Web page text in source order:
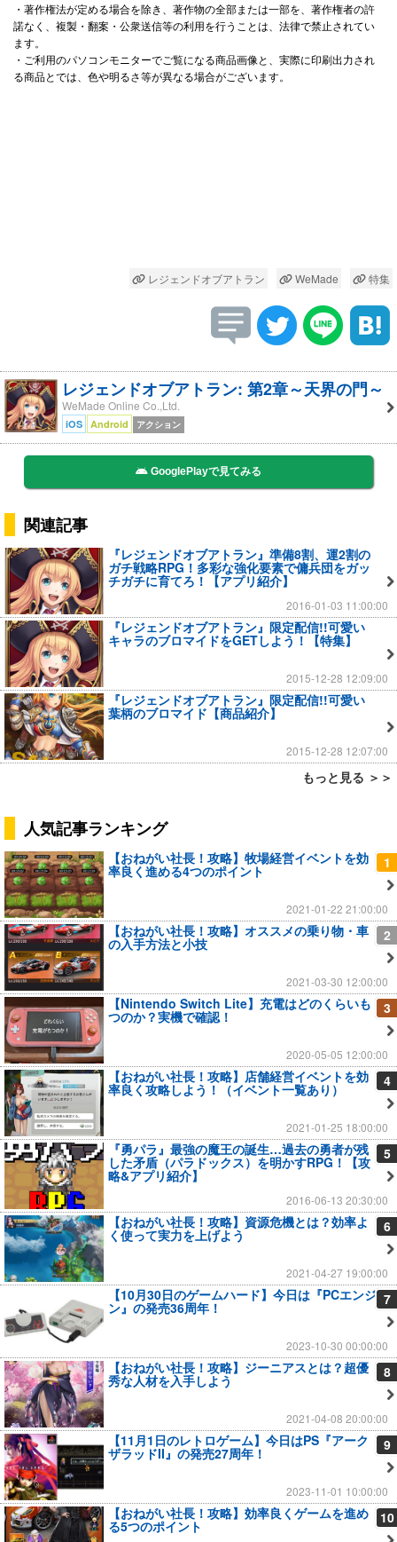
・著作権法が定める場合を除き、著作物の全部または一部を、著作権者の許
諾なく、複製・翻案・公衆送信等の利用を行うことは、法律で禁止されてい
ます。
・ご利用のパソコンモニターでご覧になる商品画像と、実際に印刷出力され
る商品とでは、色や明るさ等が異なる場合がございます。
レジェンドオブアトラン WeMade 特集
レジェンドオブアトラン: 第2章～天界の門～
WeMade Online Co.,Ltd.
iOS Android アクション
GooglePlayで見てみる
関連記事
『レジェンドオブアトラン』準備8割、運2割の
ガチ戦略RPG！多彩な強化要素で傭兵団をガッ
チガチに育てろ！【アプリ紹介】
2016-01-03 11:00:00
『レジェンドオブアトラン』限定配信!!可愛い
キャラのブロマイドをGETしよう！【特集】
2015-12-28 12:09:00
『レジェンドオブアトラン』限定配信!!可愛い
葉柄のブロマイド【商品紹介】
2015-12-28 12:07:00
もっと見る ＞＞
人気記事ランキング
1
【おねがい社長！攻略】牧場経営イベントを効
率良く進める4つのポイント
2021-01-22 21:00:00
2
【おねがい社長！攻略】オススメの乗り物・車
の入手方法と小技
2021-03-30 12:00:00
3
【Nintendo Switch Lite】充電はどのくらいも
つのか？実機で確認！
2020-05-05 12:00:00
4
【おねがい社長！攻略】店舗経営イベントを効
率良く攻略しよう！（イベント一覧あり）
2021-01-25 18:00:00
5
『勇パラ』最強の魔王の誕生…過去の勇者が残
した矛盾（パラドックス）を明かすRPG！【攻
略&アプリ紹介】
2016-06-13 20:30:00
6
【おねがい社長！攻略】資源危機とは？効率よ
く使って実力を上げよう
2021-04-27 19:00:00
7
【10月30日のゲームハード】今日は『PCエンジ
ン』の発売36周年！
2023-10-30 00:00:00
8
【おねがい社長！攻略】ジーニアスとは？超優
秀な人材を入手しよう
2021-04-08 20:00:00
9
【11月1日のレトロゲーム】今日はPS『アーク
ザラッドII』の発売27周年！
2023-11-01 10:00:00
10
【おねがい社長！攻略】効率良くゲームを進め
る5つのポイント